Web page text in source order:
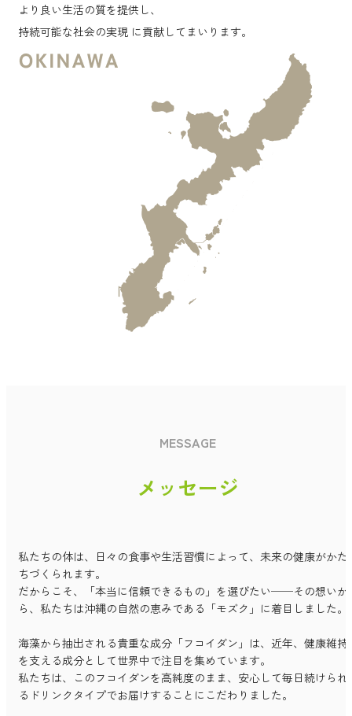
より良い生活の質を提供し、
持続可能な社会の実現 に貢献してまいります。
MESSAGE
メッセージ
私たちの体は、日々の食事や生活習慣によって、未来の健康がかた
ちづくられます。
だからこそ、「本当に信頼できるもの」を選びたい──その想いか
ら、私たちは沖縄の自然の恵みである「モズク」に着目しました。
海藻から抽出される貴重な成分「フコイダン」は、近年、健康維持
を支える成分として世界中で注目を集めています。
私たちは、このフコイダンを高純度のまま、安心して毎日続けられ
るドリンクタイプでお届けすることにこだわりました。